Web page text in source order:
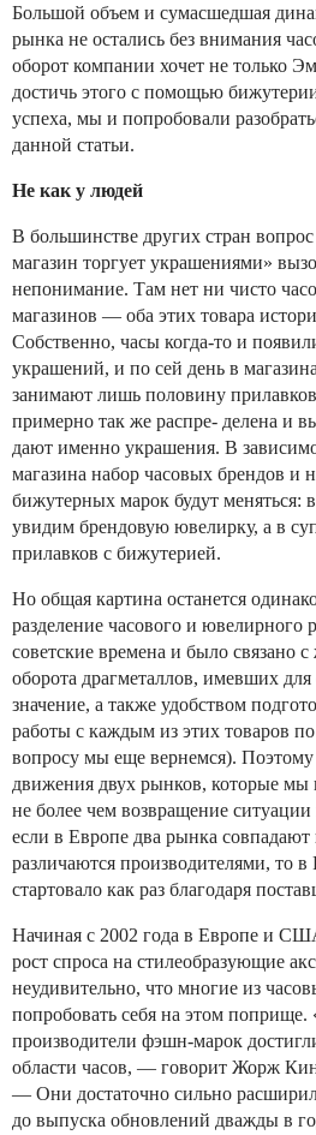
Большой объем и сумасшедшая
рынка не остались без внимания
оборот компании хочет не только
достичь этого с помощью
успеха, мы и попробовали
данной статьи.
Не как у людей
В большинстве других стран
магазин торгует украшениями»
непонимание. Там нет ни чисто
магазинов — оба этих товара
Собственно, часы когда-то и
украшений, и по сей день в
занимают лишь половину
примерно так же распре- делена и
дают именно украшения. В
магазина набор часовых брендов и
бижутерных марок будут меняться:
увидим брендовую ювелирку, а в
прилавков с бижутерией.
Но общая картина останется
разделение часового и ювелирного
советские времена и было связано
оборота драгметаллов, имевших для
значение, а также удобством
работы с каждым из этих товаров
вопросу мы еще вернемся). Поэтому
движения двух рынков, которые
не более чем возвращение
если в Европе два рынка
различаются производителями, то
стартовало как раз благодаря
Начиная с 2002 года в Европе и
рост спроса на стилеобразующие
неудивительно, что многие из
попробовать себя на этом
производители фэшн-марок
области часов, — говорит Жорж
— Они достаточно сильно
до выпуска обновлений дважды в